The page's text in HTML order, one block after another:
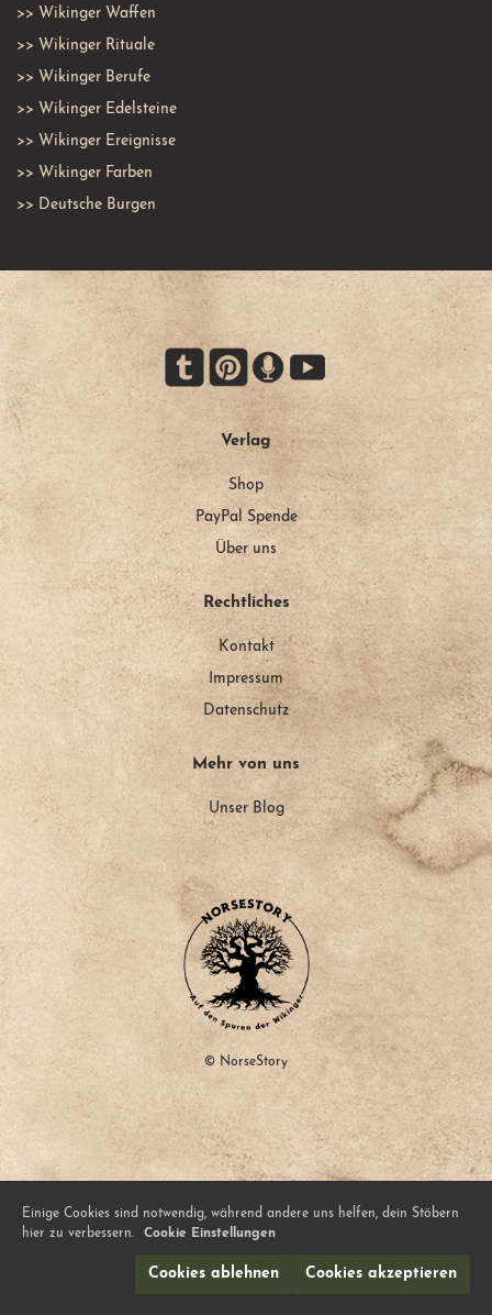
>> Wikinger Waffen
>> Wikinger Rituale
>> Wikinger Berufe
>> Wikinger Edelsteine
>> Wikinger Ereignisse
>> Wikinger Farben
>> Deutsche Burgen
Verlag
Shop
PayPal Spende
Über uns
Rechtliches
Kontakt
Impressum
Datenschutz
Mehr von uns
Unser Blog
© NorseStory
Einige Cookies sind notwendig, während andere uns helfen, dein Stöbern
hier zu verbessern.
Cookie Einstellungen
Cookies ablehnen Cookies akzeptieren